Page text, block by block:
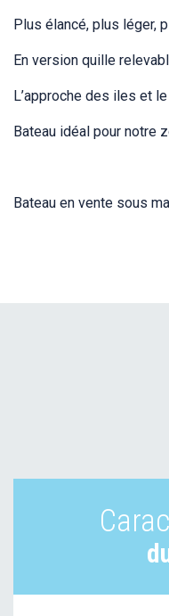
Plus élancé, plus léger,
En version quille
L’approche des iles et
Bateau idéal pour notre
Bateau en vente sous